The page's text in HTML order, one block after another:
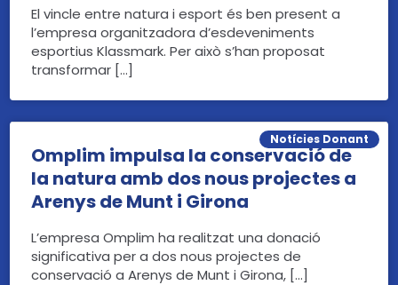
El vincle entre natura i esport és ben present a
l’empresa organitzadora d’esdeveniments
esportius Klassmark. Per això s’han proposat
transformar […]
Omplim impulsa la conservació de
la natura amb dos nous projectes a
Arenys de Munt i Girona
Notícies Donant
L’empresa Omplim ha realitzat una donació
significativa per a dos nous projectes de
conservació a Arenys de Munt i Girona, […]